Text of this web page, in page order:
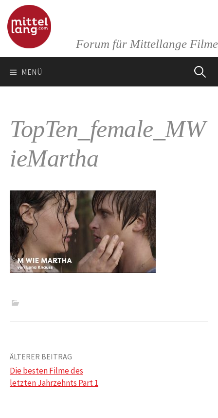
Springe
zum
Inhalt
Forum für Mittellange Filme
MENÜ Suchen
TopTen_female_MW
ieMartha
Beitrags-
Navigation
ÄLTERER BEITRAG
Die besten Filme des
letzten Jahrzehnts Part 1